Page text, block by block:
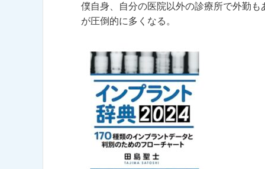
僕自身、自分の医院以外の診療所で外勤
が圧倒的に多くなる。